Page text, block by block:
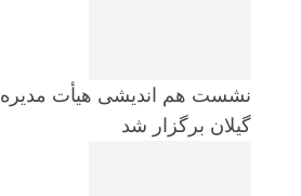
نشست هم اندیشی هیأت مدیره
گیلان برگزار شد